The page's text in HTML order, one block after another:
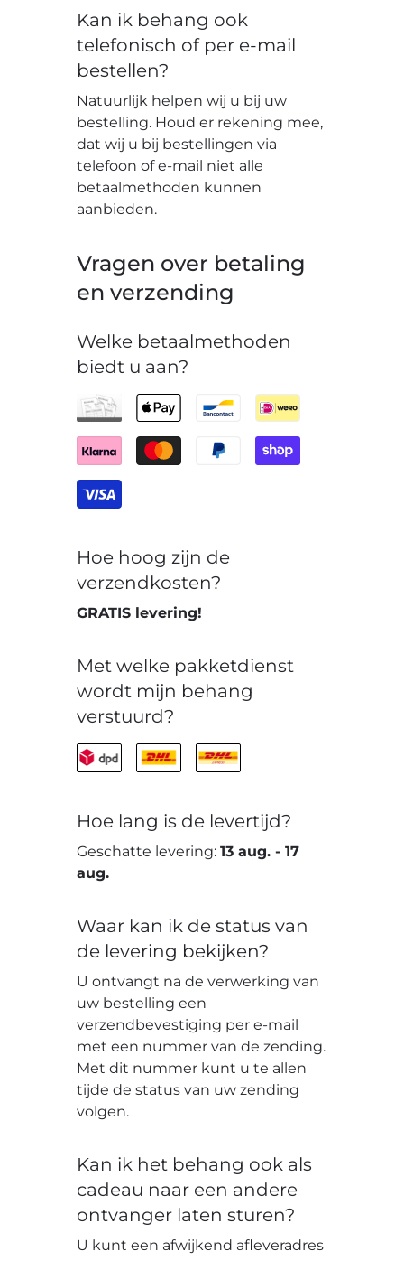
Kan ik behang ook
telefonisch of per e-mail
bestellen?
Natuurlijk helpen wij u bij uw
bestelling. Houd er rekening mee,
dat wij u bij bestellingen via
telefoon of e-mail niet alle
betaalmethoden kunnen
aanbieden.
Vragen over betaling
en verzending
Welke betaalmethoden
biedt u aan?
Hoe hoog zijn de
verzendkosten?
GRATIS levering!
Met welke pakketdienst
wordt mijn behang
verstuurd?
Hoe lang is de levertijd?
Geschatte levering:13 aug. -17
aug.
Waar kan ik de status van
de levering bekijken?
U ontvangt na de verwerking van
uw bestelling een
verzendbevestiging per e-mail
met een nummer van de zending.
Met dit nummer kunt u te allen
tijde de status van uw zending
volgen.
Kan ik het behang ook als
cadeau naar een andere
ontvanger laten sturen?
U kunt een afwijkend afleveradres